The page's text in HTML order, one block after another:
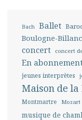
Bach Ballet
Boulogne-
concert concert
En
jeunes interprètes
Maison de
Montmartre Mozart
musique de